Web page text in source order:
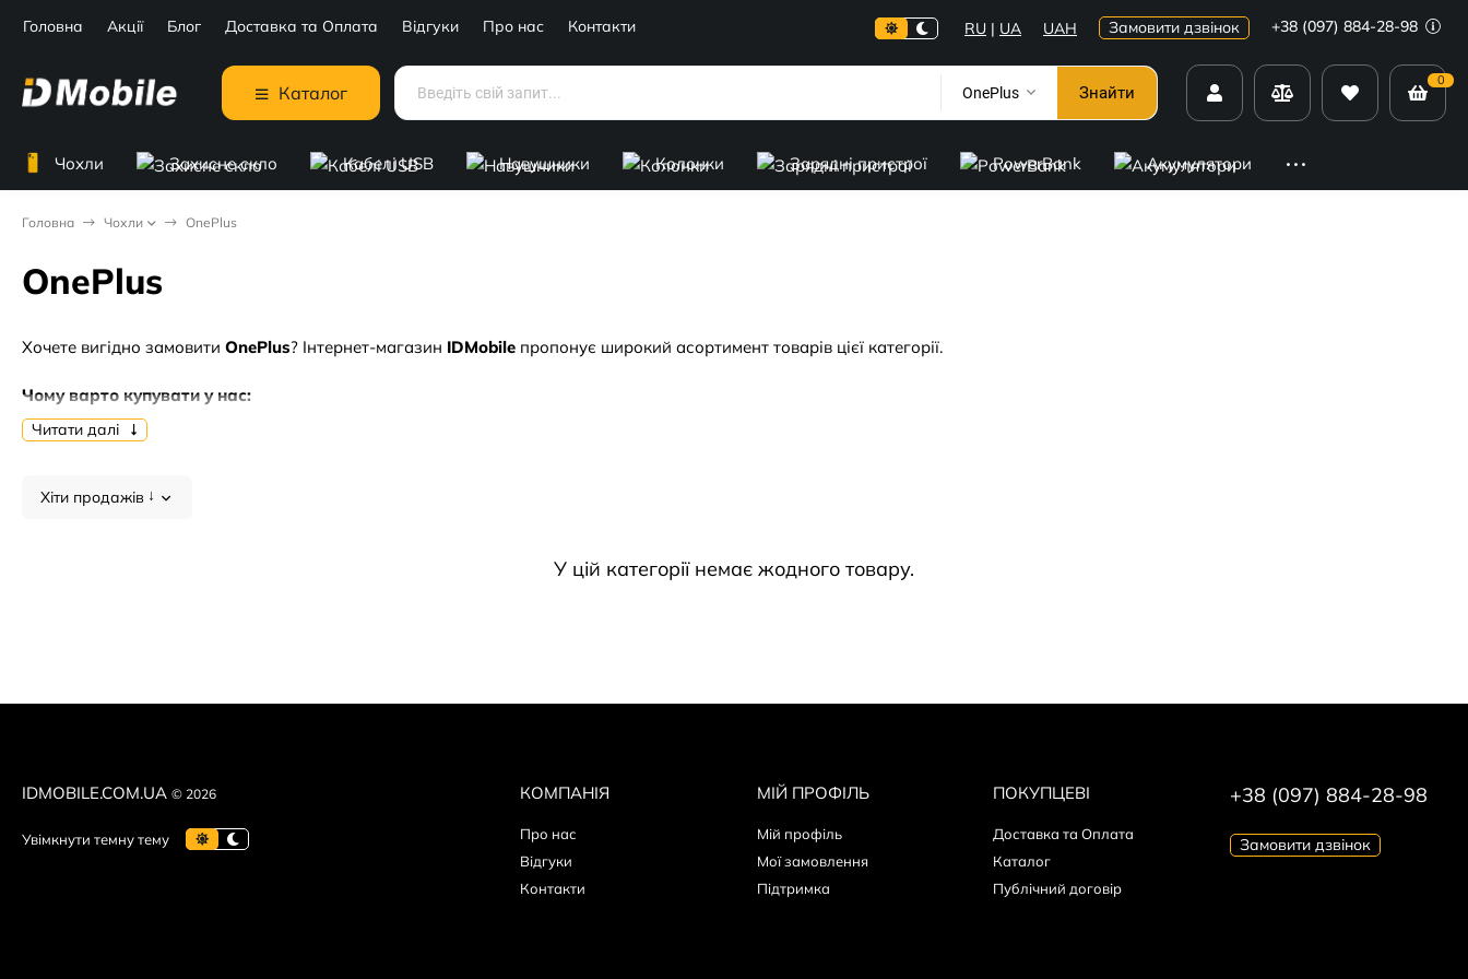
Головна Акції Блог Доставка та Оплата Відгуки Про нас Контакти RU | UA UAH Замовити дзвінок +38 (097) 884-28-98
Каталог OnePlus Знайти
0
Чохли Захисне скло Кабелі USB Навушники Колонки Зарядні пристрої PowerBank Акумулятори
Головна Чохли OnePlus
OnePlus
Хочете вигідно замовити OnePlus? Інтернет-магазин IDMobile пропонує широкий асортимент товарів цієї категорії.
Чому варто купувати у нас:
🔥 Актуальні ціни від
🚚 Оперативна доставка по всій території України.
Читати далі
Хіти продажів
У цій категорії немає жодного товару.
IDMOBILE.COM.UA © 2026 КОМПАНІЯ
Про нас
Відгуки
Контакти
МІЙ ПРОФІЛЬ
Мій профіль
Мої замовлення
Пiдтримка
ПОКУПЦЕВІ
Доставка та Оплата
Каталог
Публічний договір
+38 (097) 884-28-98
Замовити дзвінок